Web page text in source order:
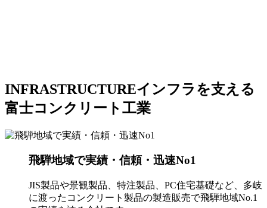
INFRASTRUCTUREインフラを支える
富士コンクリート工業
飛騨地域で実績・信頼・迅速No1
JIS製品や景観製品、特注製品、PC住宅基礎など、多岐
に渡ったコンクリート製品の製造販売で飛騨地域No.1